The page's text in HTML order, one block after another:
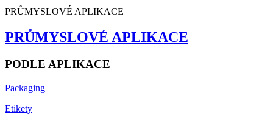
PRŮMYSLOVÉ APLIKACE
PRŮMYSLOVÉ APLIKACE
PODLE APLIKACE
Packaging
Etikety